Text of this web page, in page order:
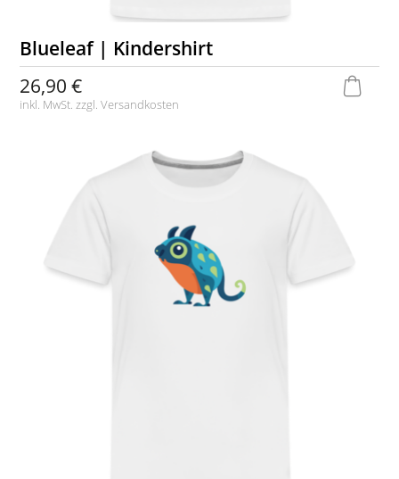
Blueleaf | Kindershirt
26,90 €
inkl. MwSt. zzgl.Versandkosten